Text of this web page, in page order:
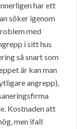
har ett
söker igenom
med
i sitt hus
så snart som
är kan man
angrepp),
Kostnaden att
men ifall